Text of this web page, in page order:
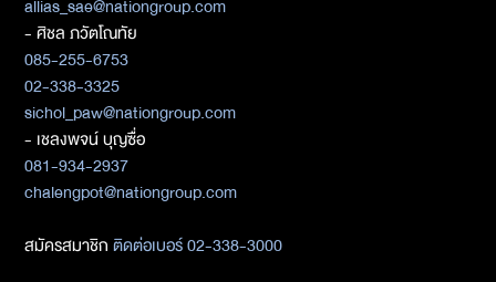
allias_sae@nationgroup.com
- ศิชล ภวัตโณทัย
085-255-6753
02-338-3325
sichol_paw@nationgroup.com
- เชลงพจน์ บุญซื่อ
081-934-2937
chalengpot@nationgroup.com
สมัครสมาชิกติดต่อเบอร์ 02-338-3000